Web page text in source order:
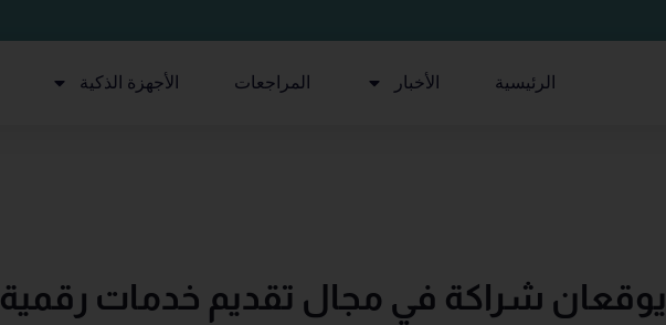
الرئيسية الأخبار المراجعات الأجهزة الذكية
FIFAوGlobant يوقعان شراكة في مجال تقديم خدمات رقمية